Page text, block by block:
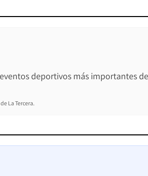
deportivos más importantes
de La Tercera.